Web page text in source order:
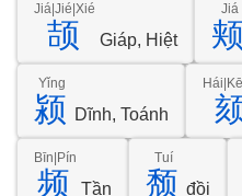
颉
Jiá|Jié|Xié
Giáp, Hiệt 颊
Jiá
颍
Yǐng
Dĩnh, Toánh
频
Bīn|Pín
Tần 颓
Tuí
đồi